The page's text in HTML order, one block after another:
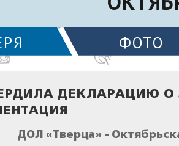
ФОТО
ДЕКЛАРАЦИЮ О
ДОЛ «Тверца» -